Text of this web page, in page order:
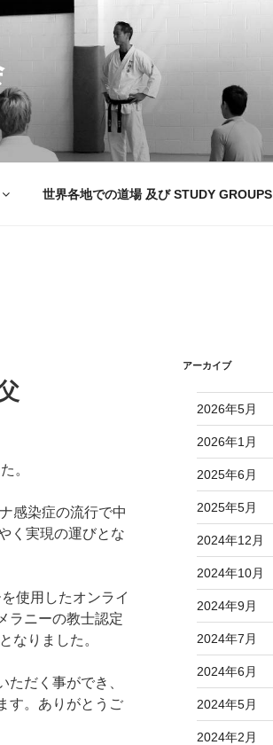
世界各地での道場 及び STUDY GROUPS
。
感染症の流行で中
く実現の運びとな
使用したオンライ
ラニーの教士認定
なりました。
だく事ができ、
す。ありがとうご
アーカイブ
2026年5月
2026年1月
2025年6月
2025年5月
2024年12月
2024年10月
2024年9月
2024年7月
2024年6月
2024年5月
2024年2月